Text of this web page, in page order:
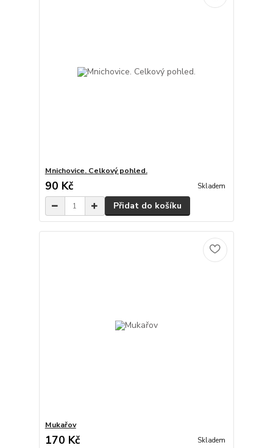
Mnichovice. Celkový pohled.
90 Kč Skladem
Přidat do košíku
Mukařov
170 Kč Skladem